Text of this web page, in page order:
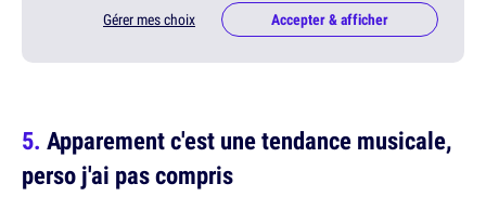
Gérer mes choix Accepter & afficher
Apparement c'est une tendance musicale,
perso j'ai pas compris